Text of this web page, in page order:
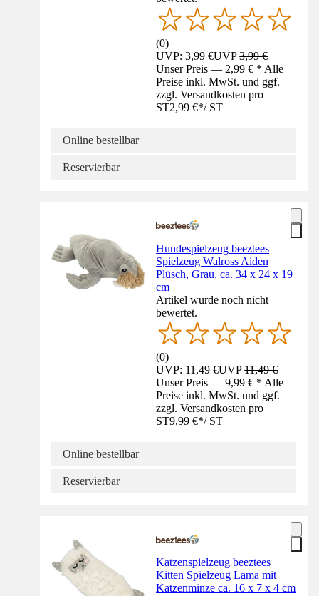
(0)
UVP: 3,99 €UVP3,99 €
Unser Preis — 2,99 € * Alle
Preise inkl. MwSt. und ggf.
zzgl. Versandkosten pro
ST2,99 €*/ ST
Online bestellbar
Reservierbar
Hundespielzeug beeztees
Spielzeug Walross Aiden
Plüsch, Grau, ca. 34 x 24 x 19
cm
Artikel wurde noch nicht
bewertet.
(0)
UVP: 11,49 €UVP11,49 €
Unser Preis — 9,99 € * Alle
Preise inkl. MwSt. und ggf.
zzgl. Versandkosten pro
ST9,99 €*/ ST
Online bestellbar
Reservierbar
Katzenspielzeug beeztees
Kitten Spielzeug Lama mit
Katzenminze ca. 16 x 7 x 4 cm